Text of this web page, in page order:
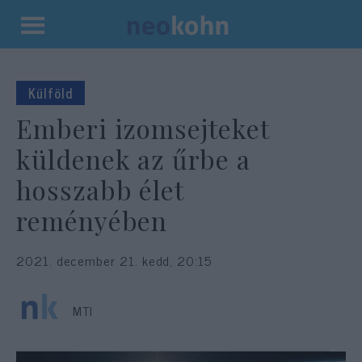
Kilépés
tartalomba
Külföld
Emberi izomsejteket
küldenek az űrbe a
hosszabb élet
reményében
2021. december 21. kedd, 20:15
MTI